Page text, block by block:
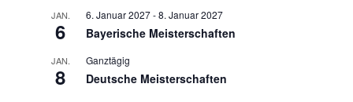
JAN.
6
6. Januar 2027-8. Januar 2027
Bayerische Meisterschaften
JAN.
8
Ganztägig
Deutsche Meisterschaften